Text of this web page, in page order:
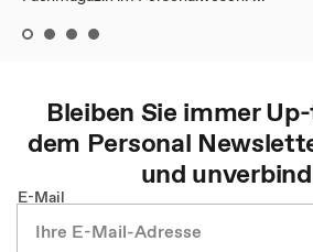
Bleiben Sie immer
dem Personal
und
E-Mail